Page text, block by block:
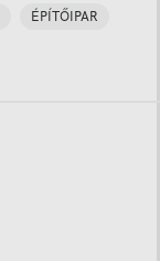
ÉPÍTŐIPAR